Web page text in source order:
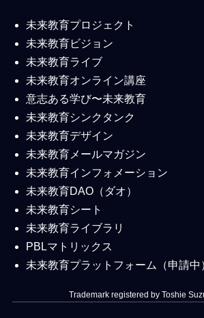
未来教育プロジェクト
未来教育ビジョン
未来教育ライブ
未来教育オンライン講座
意志ある学び〜未来教育
未来教育シンクタンク
未来教育デザイン
未来教育メールマガジン
未来教育インフォメーション
未来教育DAO（ダオ）
未来教育シート
未来教育ライブラリ
PBLマトリックス
未来教育プラットフォーム（申請中
Trademark registered by Toshie